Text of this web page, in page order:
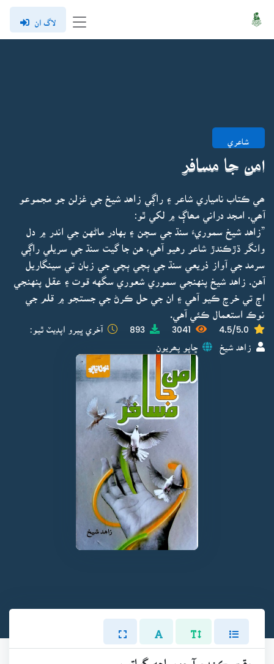
لاگ ان
شاعري
امن جا مسافر
ھي ڪتاب نامياري شاعر ۽ راڳي زاھد شيخ جي غزلن جو مجموعو
آھي. امجد دراني مھاڳ ۾ لکي ٿو:
”زاهد شيخ سموريءَ سنڌ جي سچن ۽ بهادر ماڻهن جي اندر ۾ دل
وانگر ڌڙڪندڙ شاعر رهيو آهي، هن جا گيت سنڌ جي سريلي راڳي
سرمد جي آواز ذريعي سنڌ جي ٻچي ٻچي جي زبان تي سينگاريل
آهن. زاهد شيخ پنهنجي سموري شعوري سگهه قوت ۽ عقل پنهنجي
اڄ تي خرچ ڪيو آهي ۽ ان جي حل ڪرڻ جي جستجو ۾ قلم جي
نوڪ استعمال ڪئي آهي.
4.5/5.0
3041
893 آخري ڀيرو اپڊيٽ ٿيو:
زاهد شيخ ڇاپو پھريون